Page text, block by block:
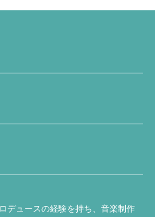
デュースの経験を持ち、音楽制作